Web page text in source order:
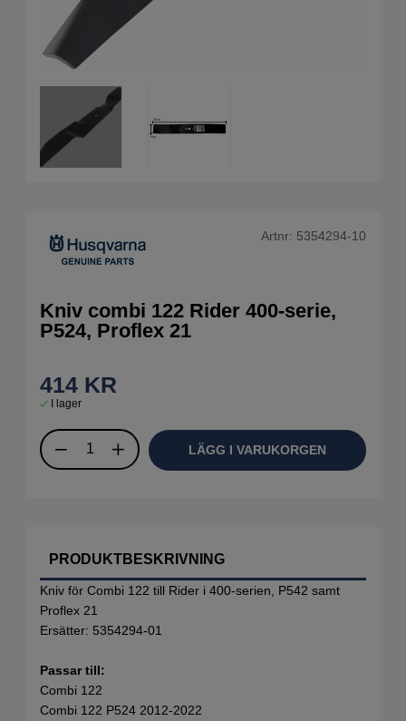
Artnr: 5354294-10
Kniv combi 122 Rider 400-serie,
P524, Proflex 21
414 KR
I lager
LÄGG I VARUKORGEN
PRODUKTBESKRIVNING
Kniv för Combi 122 till Rider i 400-serien, P542 samt
Proflex 21
Ersätter: 5354294-01
Passar till:
Combi 122
Combi 122 P524 2012-2022